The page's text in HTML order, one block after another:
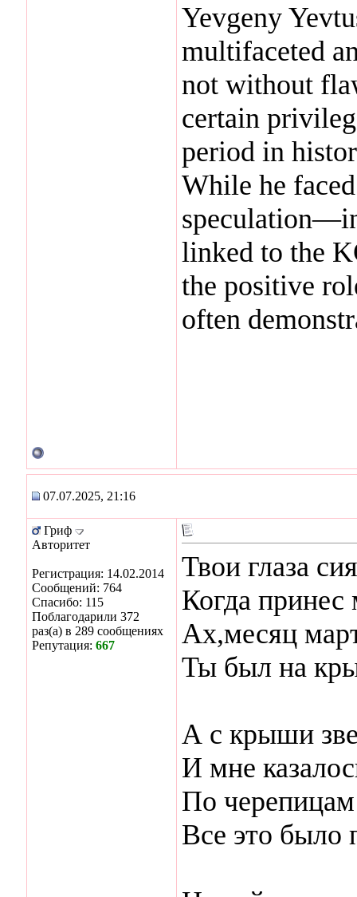
Yevgeny
multifaceted
not without
certain
period in
While he
linked to the
the positive
often
07.07.2025, 21:16
Гриф
Авторитет
Регистрация: 14.02.2014
Сообщений: 764
Спасибо: 115
Поблагодарили 372
раз(а) в 289 сообщениях
Репутация: 667
Твои глаза
Когда принес
Ах,месяц
Ты был на
А с крыши
И мне
По
Все это